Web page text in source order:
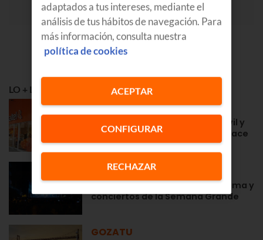
LO + LEÍDO
APRENDE
Euskaltel en Navarra: fibra, móvil y
la cercanía de siempre desde hace
años
GOZATU
Fiestas en Zarautz 2026: programa y
conciertos de la Semana Grande
GOZATU
adaptados a tus intereses, mediante el
análisis de tus hábitos de navegación. Para
más información, consulta nuestra
política de cookies
CONFIGURAR
RECHAZAR
ACEPTAR